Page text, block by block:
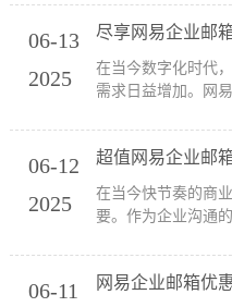
来都是企业用户的
企业邮箱推出了一
的价...
06-13
2025
在当今数字化时代
需求日益增加。网
网易企业邮箱推出
舰版的超值促销，
详细...
06-12
2025
在当今快节奏的商
要。作为企业沟通
点介绍网易企业邮
06-11